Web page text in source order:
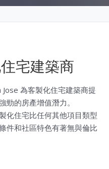
宅建築商
為客製化住宅建築商提
勁的房產增值潛力。
化住宅比任何其他項目類型
件和社區特色有著無與倫比